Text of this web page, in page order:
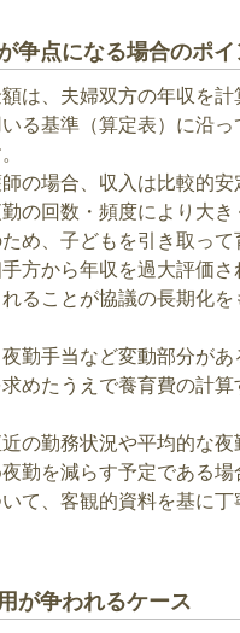
争点になる場合のポイ
は、夫婦双方の年収を
る基準（算定表）に沿
の場合、収入は比較的
の回数・頻度により大き
め、子どもを引き取っ
方から年収を過大評価
ることが協議の長期化を
勤手当など変動部分が
めたうえで養育費の計
の勤務状況や平均的な
勤を減らす予定である
いて、客観的資料を基に
が争われるケース